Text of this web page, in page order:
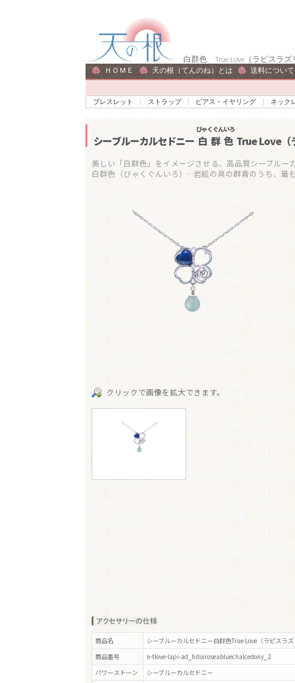
ー
シ
ョ
ス
キ
ッ
ン
ツ
へ
ッ
プ
白群色 True Love（ラピスラ
ＨＯＭＥ 天の根（てんのね）とは 送料について
ブレスレット ストラップ ピアス・イヤリング ネック
シーブルーカルセドニー 白群色
びゃくぐんいろ
True Love（
美しい「白群色」をイメージさせる、高品質シーブルー
白群色（びゃくぐんいろ）…岩絵の具の群青のうち、最
クリックで画像を拡大できます。
商品名
シーブルーカルセドニー白群色True Love（ラピスラ
商品番号
n-tlove-lapi-ad_hitoiroseabluechalcedony_2
パワーストーン
シーブルーカルセドニー